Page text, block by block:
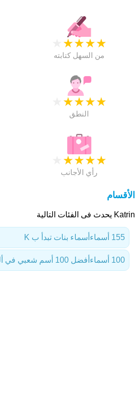
★
★
★
★
من السهل كتابته
★
★
★
★
النطق
★
★
★
★
رأي الأجانب
الأقسام
Katrin يحدث فى الفئات التالية
أسماء بنات تبدأ ب K 155 أسماء
أفضل 100 أسم شعبي في ألماني 100 أسماء